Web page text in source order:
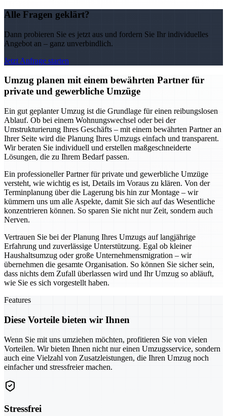
Alle Fragen geklärt?
Dann probieren Sie es jetzt aus und fordern Sie Ihr individuelles
Angebot an – ganz unverbindlich.
Jetzt Anfrage starten
Umzug planen mit einem bewährten Partner für
private und gewerbliche Umzüge
Ein gut geplanter Umzug ist die Grundlage für einen reibungslosen
Ablauf. Ob bei einem Wohnungswechsel oder bei der
Umstrukturierung Ihres Geschäfts – mit einem bewährten Partner an
Ihrer Seite wird die Planung Ihres Umzugs einfach und transparent.
Wir beraten Sie individuell und erstellen maßgeschneiderte
Lösungen, die zu Ihrem Bedarf passen.
Ein professioneller Partner für private und gewerbliche Umzüge
versteht, wie wichtig es ist, Details im Voraus zu klären. Von der
Terminplanung über die Lagerung bis hin zur Montage – wir
kümmern uns um alle Aspekte, damit Sie sich auf das Wesentliche
konzentrieren können. So sparen Sie nicht nur Zeit, sondern auch
Nerven.
Vertrauen Sie bei der Planung Ihres Umzugs auf langjährige
Erfahrung und zuverlässige Unterstützung. Egal ob kleiner
Haushaltsumzug oder große Unternehmensmigration – wir
übernehmen die gesamte Organisation. So können Sie sicher sein,
dass nichts dem Zufall überlassen wird und Ihr Umzug so abläuft,
wie Sie es sich vorgestellt haben.
Features
Diese Vorteile bieten wir Ihnen
Wenn Sie mit uns umziehen möchten, profitieren Sie von vielen
Vorteilen. Wir bieten Ihnen nicht nur einen Umzugsservice, sondern
auch eine Vielzahl von Zusatzleistungen, die Ihren Umzug noch
einfacher und stressfreier machen.
Stressfrei